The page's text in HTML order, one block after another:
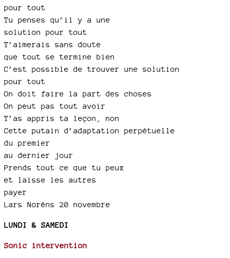
pour tout
Tu penses qu’il y a une
solution pour tout
T’aimerais sans doute
que tout se termine bien
C’est possible de trouver une solution
pour tout
On doit faire la part des choses
On peut pas tout avoir
T’as appris ta leçon, non
Cette putain d’adaptation perpétuelle
du premier
au dernier jour
Prends tout ce que tu peux
et laisse les autres
payer
Lars Noréns 20 novembre
LUNDI & SAMEDI
Sonic intervention